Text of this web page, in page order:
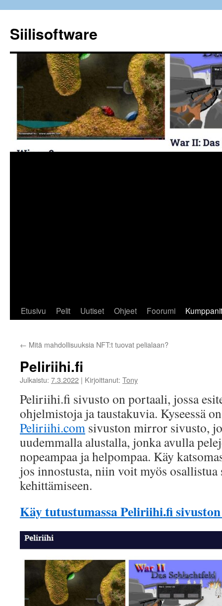
Siilisoftware
Etusivu Pelit Uutiset Ohjeet Foorumi Kumppanit
← Mitä mahdollisuuksia NFT:t tuovat pelialaan?
Peliriihi.fi
Julkaistu: 7.3.2022 | Kirjoittanut: Tony
Peliriihi.fi sivusto on portaali, jossa
ohjelmistoja ja taustakuvia. Kyseessä
Peliriihi.com sivuston mirror sivusto,
uudemmalla alustalla, jonka avulla
nopeampaa ja helpompaa. Käy
jos innostusta, niin voit myös osallistua
kehittämiseen.
Käy tutustumassa Peliriihi.fi